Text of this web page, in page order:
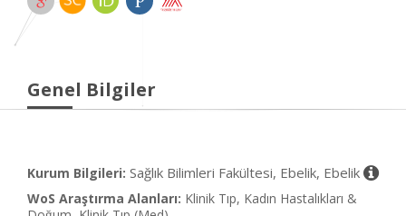
Genel Bilgiler
Kurum Bilgileri: Sağlık Bilimleri Fakültesi, Ebelik, Ebelik
WoS Araştırma Alanları: Klinik Tıp, Kadın Hastalıkları &